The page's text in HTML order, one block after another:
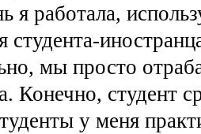
я работала,
студента-
мы просто
Конечно, студент
у меня